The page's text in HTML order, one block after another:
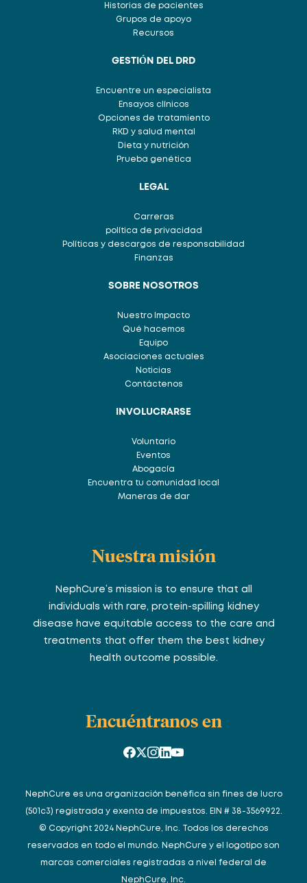
Historias de pacientes
Grupos de apoyo
Recursos
GESTIÓN DEL DRD
Encuentre un especialista
Ensayos clínicos
Opciones de tratamiento
RKD y salud mental
Dieta y nutrición
Prueba genética
LEGAL
Carreras
política de privacidad
Políticas y descargos de responsabilidad
Finanzas
SOBRE NOSOTROS
Nuestro Impacto
Qué hacemos
Equipo
Asociaciones actuales
Noticias
Contáctenos
INVOLUCRARSE
Voluntario
Eventos
Abogacía
Encuentra tu comunidad local
Maneras de dar
Nuestra misión
NephCure’s mission is to ensure that all
individuals with rare, protein-spilling kidney
disease have equitable access to the care and
treatments that offer them the best kidney
health outcome possible.
Encuéntranos en
NephCure es una organización benéfica sin fines de lucro
(501c3) registrada y exenta de impuestos. EIN # 38-3569922.
© Copyright 2024 NephCure, Inc. Todos los derechos
reservados en todo el mundo. NephCure y el logotipo son
marcas comerciales registradas a nivel federal de
NephCure, Inc.